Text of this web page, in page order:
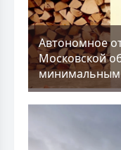
Aвтономное
Московской
минимальным